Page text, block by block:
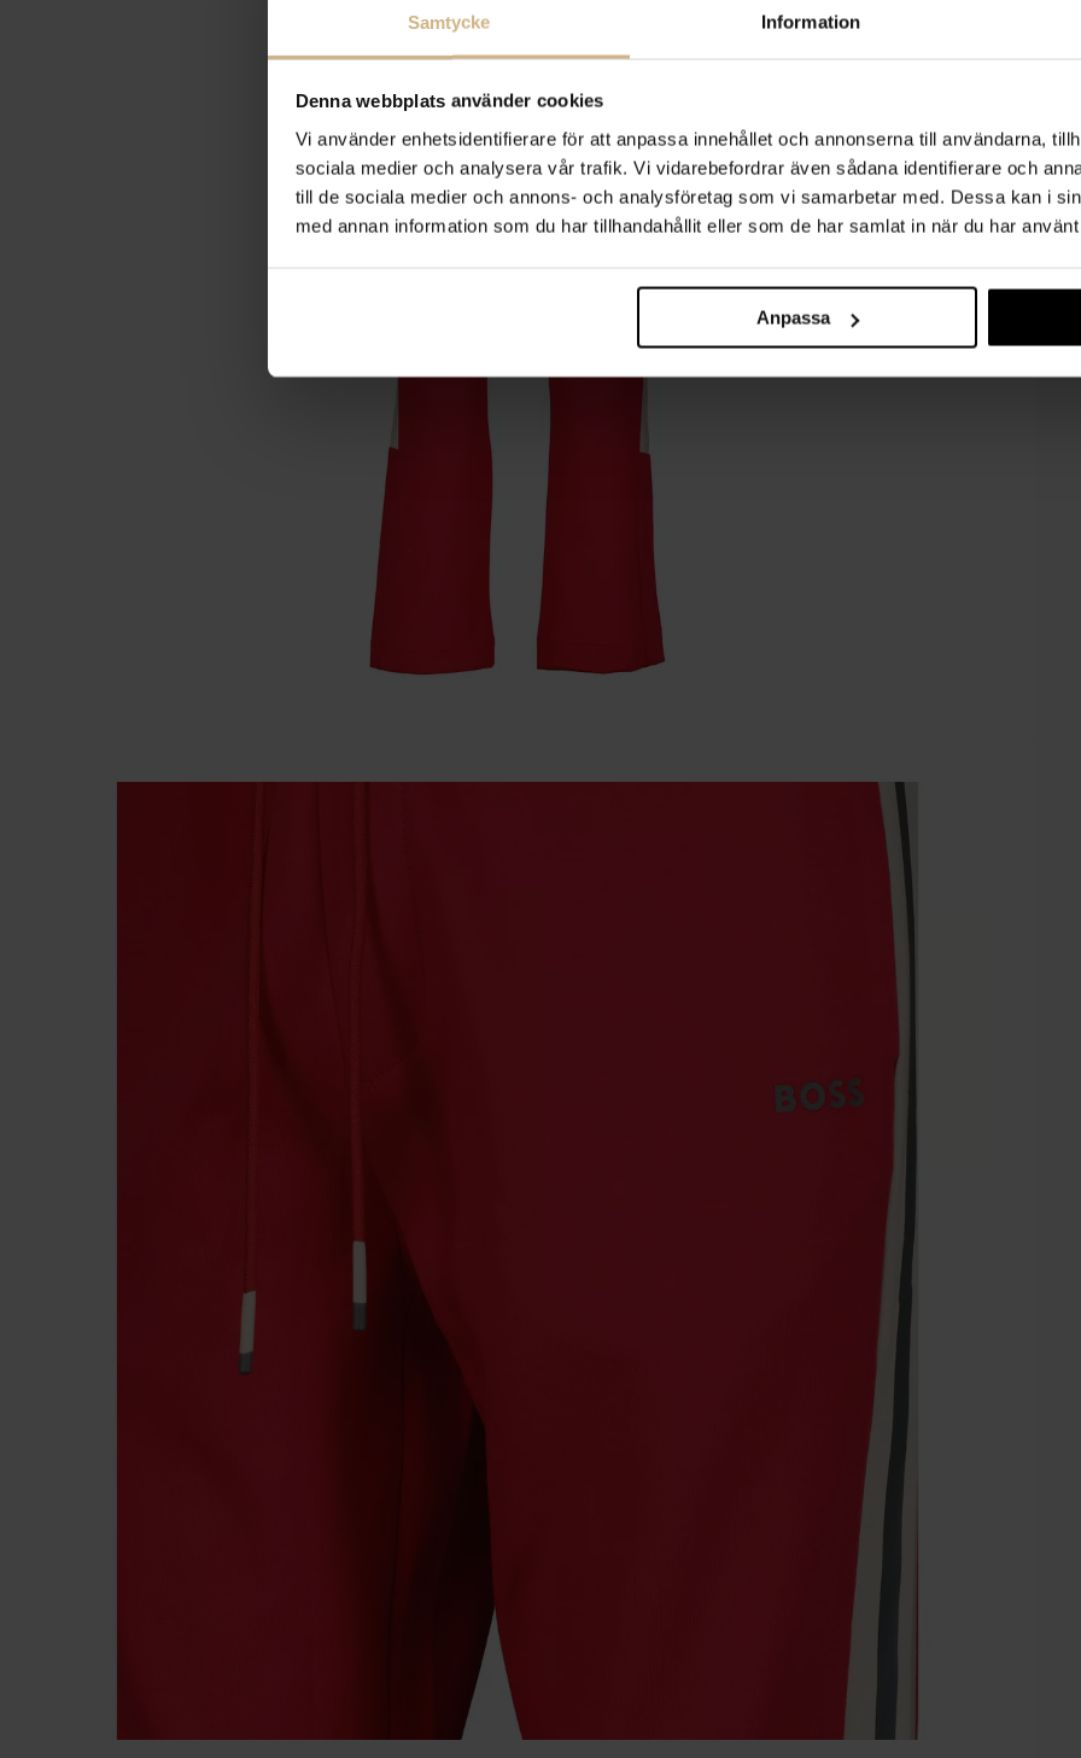
Samtycke Information
Denna webbplats använder cookies
Vi använder enhetsidentifierare för att anpassa innehållet och annonserna till användarna,
sociala medier och analysera vår trafik. Vi vidarebefordrar även sådana identifierare och
till de sociala medier och annons- och analysföretag som vi samarbetar med. Dessa kan i
med annan information som du har tillhandahållit eller som de har samlat in när du har
Anpassa